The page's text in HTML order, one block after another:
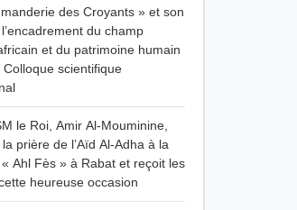
des Croyants » et son
du champ
et du patrimoine humain
scientifique
le Roi, Amir Al-Mouminine,
prière de l’Aïd Al-Adha à la
Ahl Fès » à Rabat et reçoit les
heureuse occasion